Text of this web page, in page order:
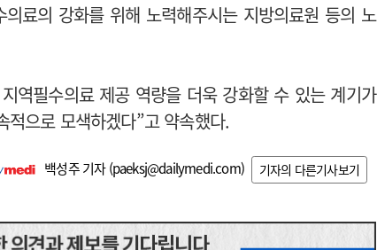
료의 강화를 위해 노력해주시는 지방의료원 등의 노
역필수의료 제공 역량을 더욱 강화할 수 있는 계기가
으로 모색하겠다”고 약속했다.
백성주 기자 (paeksj@dailymedi.com) 기자의 다른기사보기